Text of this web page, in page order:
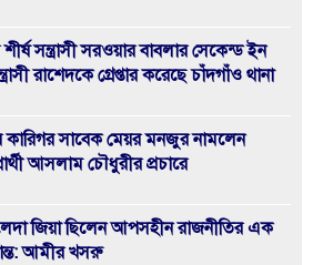
শীর্ষ সন্ত্রাসী সরওয়ার বাবলার সেকেন্ড ইন
রাশেদকে গ্রেপ্তার করেছে চাঁদগাঁও থানা
কারিগর সাবেক মেয়র মনজুর নামলেন
আসলাম চৌধুরীর প্রচারে
জিয়া ছিলেন আপসহীন রাজনীতির এক
আমীর খসরু